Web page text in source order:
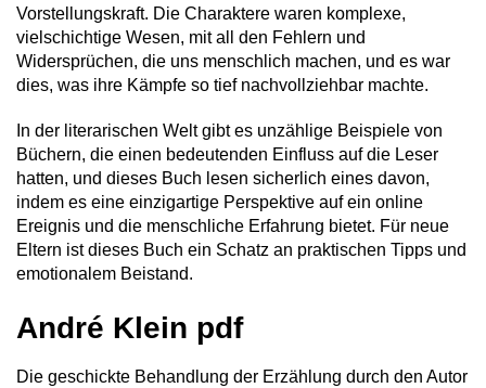
Vorstellungskraft. Die Charaktere waren komplexe,
vielschichtige Wesen, mit all den Fehlern und
Widersprüchen, die uns menschlich machen, und es war
dies, was ihre Kämpfe so tief nachvollziehbar machte.
In der literarischen Welt gibt es unzählige Beispiele von
Büchern, die einen bedeutenden Einfluss auf die Leser
hatten, und dieses Buch lesen sicherlich eines davon,
indem es eine einzigartige Perspektive auf ein online
Ereignis und die menschliche Erfahrung bietet. Für neue
Eltern ist dieses Buch ein Schatz an praktischen Tipps und
emotionalem Beistand.
André Klein pdf
Die geschickte Behandlung der Erzählung durch den Autor